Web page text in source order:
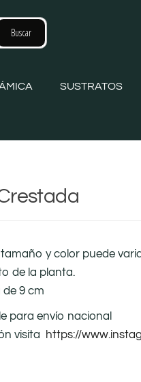
SUSTRATOS
y color puede
de la planta.
9 cm
para envío nacional
visita
https://